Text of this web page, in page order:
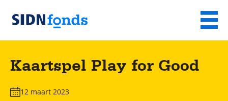
Sla de navigatie over en ga naar de inhoud
SIDN
Menu
Kaartspel Play for Good
12 maart 2023